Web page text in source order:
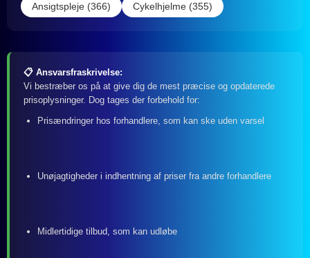
Ansigtspleje (366)
Cykelhjelme (355)
📋 Ansvarsfraskrivelse:
Vi bestræber os på at give dig de mest præcise og opdaterede
prisoplysninger. Dog tages der forbehold for:
Prisændringer hos forhandlere, som kan ske uden varsel
Unøjagtigheder i indhentning af priser fra andre forhandlere
Midlertidige tilbud, som kan udløbe